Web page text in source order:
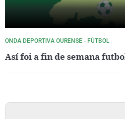
ONDA DEPORTIVA OURENSE - FÚTBOL
Así foi a fin de semana